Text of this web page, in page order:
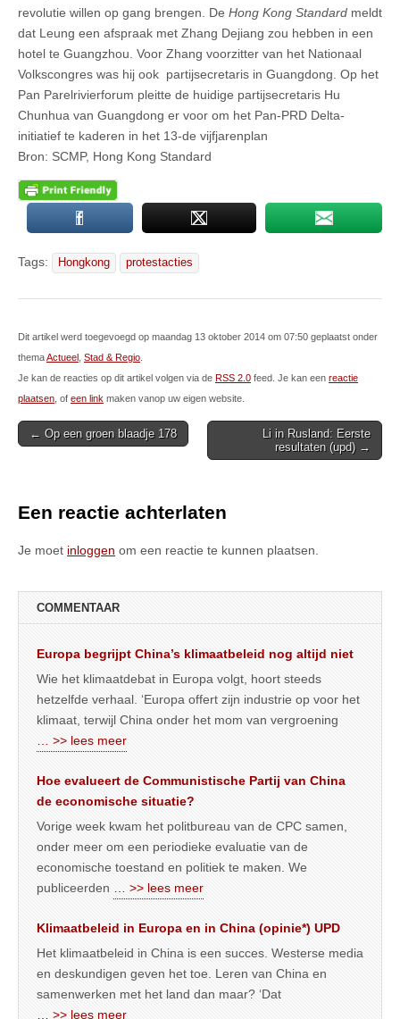
revolutie willen op gang brengen. De Hong Kong Standard meldt
dat Leung een afspraak met Zhang Dejiang zou hebben in een
hotel te Guangzhou. Voor Zhang voorzitter van het Nationaal
Volkscongres was hij ook partijsecretaris in Guangdong. Op het
Pan Parelrivierforum pleitte de huidige partijsecretaris Hu
Chunhua van Guangdong er voor om het Pan-PRD Delta-
initiatief te kaderen in het 13-de vijfjarenplan
Bron: SCMP, Hong Kong Standard
Tags: Hongkong protestacties
Dit artikel werd toegevoegd op maandag 13 oktober 2014 om 07:50 geplaatst onder
themaActueel Stad & Regio
Je kan de reacties op dit artikel volgen via de RSS 2.0 feed. Je kan een reactie
plaatsen , of een link maken vanop uw eigen website.
Post
← Op een groen blaadje 178
Li in Rusland: Eerste
resultaten (upd) →
Een reactie achterlaten
Je moet inloggen om een reactie te kunnen plaatsen.
COMMENTAAR
Europa begrijpt China’s klimaatbeleid nog altijd niet
Wie het klimaatdebat in Europa volgt, hoort steeds
hetzelfde verhaal. ‘Europa offert zijn industrie op voor het
klimaat, terwijl China onder het mom van vergroening
… >> lees meer
Hoe evalueert de Communistische Partij van China
de economische situatie?
Vorige week kwam het politbureau van de CPC samen,
onder meer om een periodieke evaluatie van de
economische toestand en politiek te maken. We
publiceerden … >> lees meer
Klimaatbeleid in Europa en in China (opinie*) UPD
Het klimaatbeleid in China is een succes. Westerse media
en deskundigen geven het toe. Leren van China en
samenwerken met het land dan maar? ‘Dat
… >> lees meer